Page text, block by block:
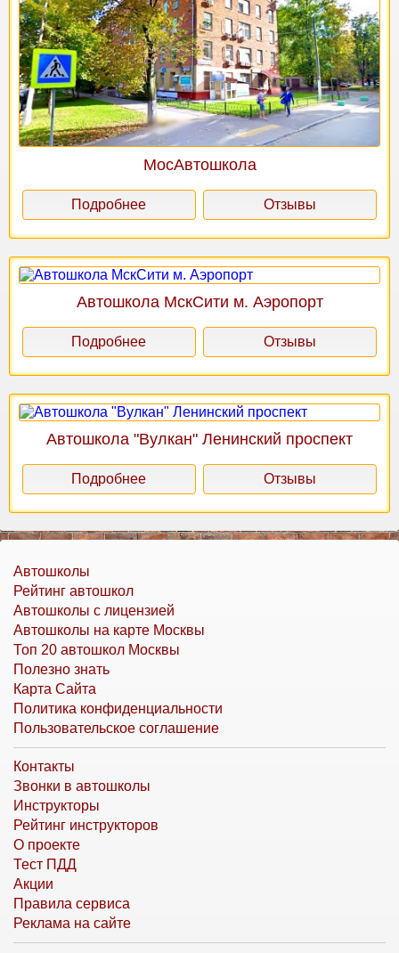
МосАвтошкола
Подробнее Отзывы
Автошкола МскСити м. Аэропорт
Подробнее Отзывы
Автошкола "Вулкан" Ленинский проспект
Подробнее Отзывы
Автошколы
Рейтинг автошкол
Автошколы с лицензией
Автошколы на карте Москвы
Топ 20 автошкол Москвы
Полезно знать
Карта Сайта
Политика конфиденциальности
Пользовательское соглашение
Контакты
Звонки в автошколы
Инструкторы
Рейтинг инструкторов
О проекте
Тест ПДД
Акции
Правила сервиса
Реклама на сайте